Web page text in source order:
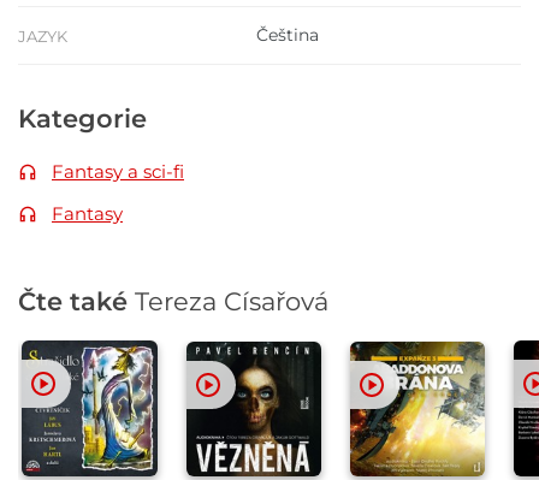
JAZYK Čeština
Kategorie
Fantasy a sci-fi
Fantasy
Čte také Tereza Císařová